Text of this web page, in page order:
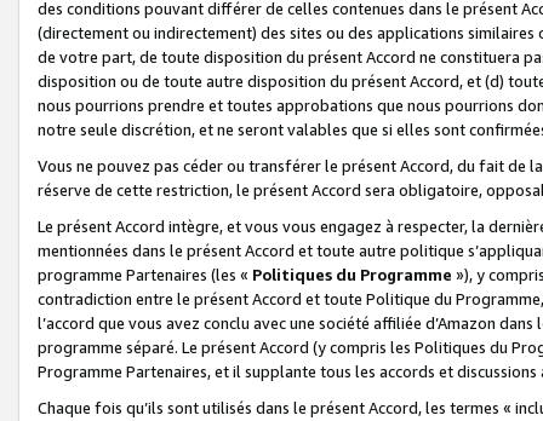
des conditions pouvant différer de celles contenues dans le présent
(directement ou indirectement) des sites ou des applications
de votre part, de toute disposition du présent Accord ne constituera
disposition ou de toute autre disposition du présent Accord, et (d)
nous pourrions prendre et toutes approbations que nous pourrions
notre seule discrétion, et ne seront valables que si elles sont
Vous ne pouvez pas céder ou transférer le présent Accord, du fait de
réserve de cette restriction, le présent Accord sera obligatoire,
Le présent Accord intègre, et vous vous engagez à respecter, la
mentionnées dans le présent Accord et toute autre politique
programme Partenaires (les « Politiques du Programme »), y
contradiction entre le présent Accord et toute Politique du
l’accord que vous avez conclu avec une société affiliée d’Amazon
programme séparé. Le présent Accord (y compris les Politiques du
Programme Partenaires, et il supplante tous les accords et discussions
Chaque fois qu’ils sont utilisés dans le présent Accord, les termes «